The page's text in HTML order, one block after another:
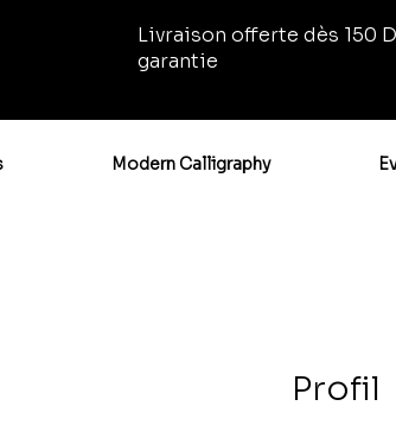
Livraison offerte dès 150
garantie
Modern Calligraphy
Profil